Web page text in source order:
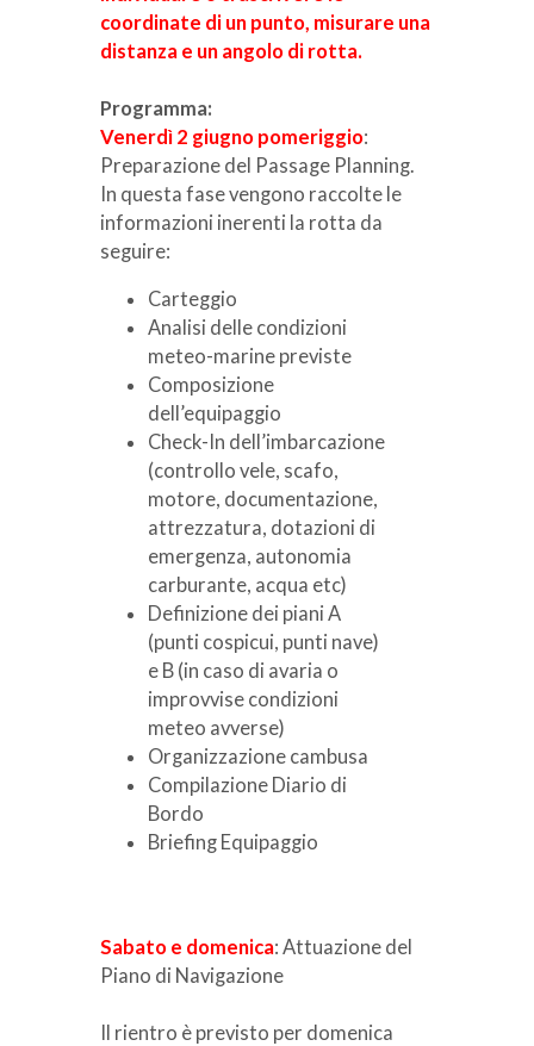
coordinate di un punto, misurare una
distanza e un angolo di rotta.
Programma:
Venerdì 2 giugno pomeriggio:
Preparazione del Passage Planning.
In questa fase vengono raccolte le
informazioni inerenti la rotta da
seguire:
Carteggio
Analisi delle condizioni
meteo-marine previste
Composizione
dell’equipaggio
Check-In dell’imbarcazione
(controllo vele, scafo,
motore, documentazione,
attrezzatura, dotazioni di
emergenza, autonomia
carburante, acqua etc)
Definizione dei piani A
(punti cospicui, punti nave)
e B (in caso di avaria o
improvvise condizioni
meteo avverse)
Organizzazione cambusa
Compilazione Diario di
Bordo
Briefing Equipaggio
Sabato e domenica: Attuazione del
Piano di Navigazione
Il rientro è previsto per domenica